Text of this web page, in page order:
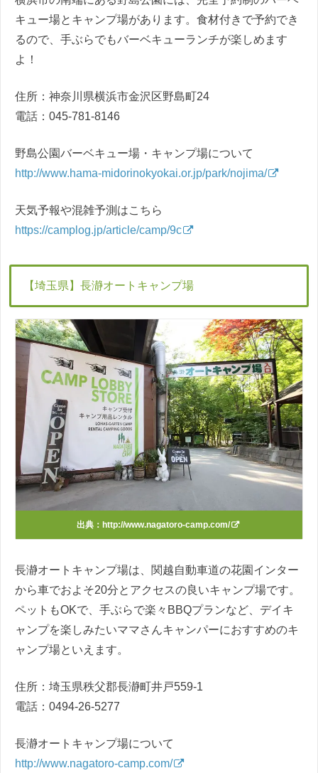
キュー場とキャンプ場があります。食材付きで予約でき
るので、手ぶらでもバーベキューランチが楽しめます
よ！
住所： 神奈川県横浜市金沢区野島町24
電話：045-781-8146
野島公園バーベキュー場・キャンプ場について
http://www.hama-midorinokyokai.or.jp/park/nojima/
天気予報や混雑予測はこちら
https://camplog.jp/article/camp/9c
【埼玉県】長瀞オートキャンプ場
出典： http://www.nagatoro-camp.com/
長瀞オートキャンプ場は、関越自動車道の花園インター
から車でおよそ20分とアクセスの良いキャンプ場です。
ペットもOKで、手ぶらで楽々BBQプランなど、デイキ
ャンプを楽しみたいママさんキャンパーにおすすめのキ
ャンプ場といえます。
住所： 埼玉県秩父郡長瀞町井戸559-1
電話：0494-26-5277
長瀞オートキャンプ場について
http://www.nagatoro-camp.com/